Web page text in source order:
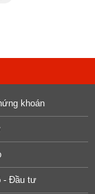
khoán
- Đầu tư